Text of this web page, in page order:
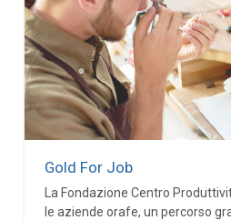
Gold For Job
La Fondazione Centro
le aziende orafe, un percorso